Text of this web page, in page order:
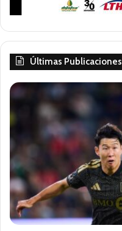
Últimas Publicaciones